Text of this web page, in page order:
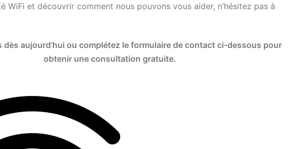
WiFi et découvrir comment nous pouvons vous aider, n’hésitez pas à
aujourd’hui ou complétez le formulaire de contact ci-dessous pour
obtenir une consultation gratuite.